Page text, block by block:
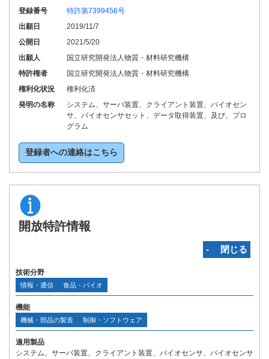
登録番号
特許第7399456号
出願日
2019/11/7
公開日
2021/5/20
出願人
国立研究開発法人物質・材料研究機構
特許権者
国立研究開発法人物質・材料研究機構
権利化状況
権利化済
発明の名称
システム、サーバ装置、クライアント装置、バイオセン
サ、バイオセンサセット、データ取得装置、及び、プロ
グラム
登録者への連絡はこちら
開放特許情報
‐ 閉じる
技術分野
情報・通信 食品・バイオ
機能
機械・部品の製造 制御・ソフトウェア
適用製品
システム、サーバ装置、クライアント装置、バイオセンサ、バイオセンサ